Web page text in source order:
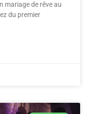
mariage de rêve au
du premier